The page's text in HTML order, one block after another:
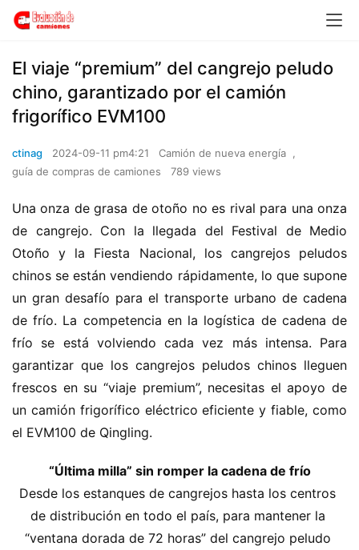
El viaje “premium” del cangrejo peludo
chino, garantizado por el camión
frigorífico EVM100
ctinag 2024-09-11 pm4:21 Camión de nueva energía
,
guía de compras de camiones
789 views
Una onza de grasa de otoño no es rival para una onza
de cangrejo. Con la llegada del Festival de Medio
Otoño y la Fiesta Nacional, los cangrejos peludos
chinos se están vendiendo rápidamente, lo que supone
un gran desafío para el transporte urbano de cadena
de frío. La competencia en la logística de cadena de
frío se está volviendo cada vez más intensa. Para
garantizar que los cangrejos peludos chinos lleguen
frescos en su “viaje premium”, necesitas el apoyo de
un camión frigorífico eléctrico eficiente y fiable, como
el EVM100 de Qingling.
“Última milla” sin romper la cadena de frío
Desde los estanques de cangrejos hasta los centros
de distribución en todo el país, para mantener la
“ventana dorada de 72 horas” del cangrejo peludo